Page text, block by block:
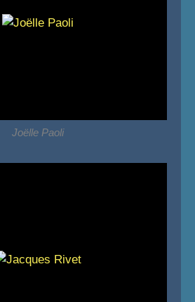
Joëlle Paoli